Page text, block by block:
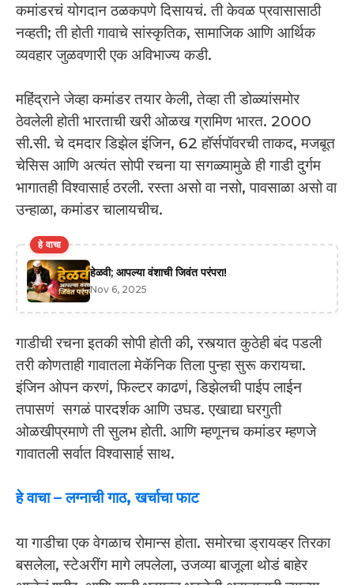
कमांडरचं योगदान ठळकपणे दिसायचं. ती केवळ प्रवासासाठी
नव्हती; ती होती गावाचे सांस्कृतिक, सामाजिक आणि आर्थिक
व्यवहार जुळवणारी एक अविभाज्य कडी.
महिंद्राने जेव्हा कमांडर तयार केली, तेव्हा ती डोळ्यांसमोर
ठेवलेली होती भारताची खरी ओळख ग्रामिण भारत. 2000
सी.सी. चे दमदार डिझेल इंजिन, 62 हॉर्सपॉवरची ताकद, मजबूत
चेसिस आणि अत्यंत सोपी रचना या सगळ्यामुळे ही गाडी दुर्गम
भागातही विश्वासार्ह ठरली. रस्ता असो वा नसो, पावसाळा असो वा
उन्हाळा, कमांडर चालायचीच.
हे वाचा
हेळवी; आपल्या वंशाची जिवंत परंपरा!
Nov 6, 2025
गाडीची रचना इतकी सोपी होती की, रस्त्यात कुठेही बंद पडली
तरी कोणताही गावातला मेकॅनिक तिला पुन्हा सुरू करायचा.
इंजिन ओपन करणं, फिल्टर काढणं, डिझेलची पाईप लाईन
तपासणं सगळं पारदर्शक आणि उघड. एखाद्या घरगुती
ओळखीप्रमाणे ती सुलभ होती. आणि म्हणूनच कमांडर म्हणजे
गावातली सर्वात विश्वासार्ह साथ.
हे वाचा – लग्नाची गाठ, खर्चाचा फाट
या गाडीचा एक वेगळाच रोमान्स होता. समोरचा ड्रायव्हर तिरका
बसलेला, स्टेअरींग मागे लपलेला, उजव्या बाजूला थोडं बाहेर